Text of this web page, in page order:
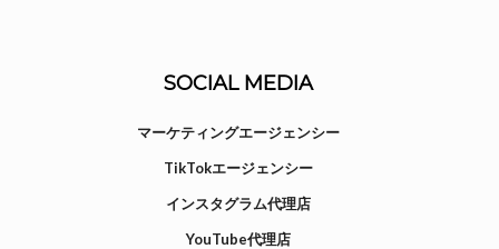
SOCIAL MEDIA
マーケティングエージェンシー
TikTokエージェンシー
インスタグラム代理店
YouTube代理店